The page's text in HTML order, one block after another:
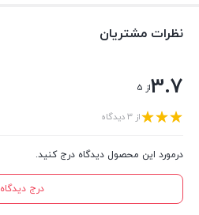
نظرات مشتریان
3.7از 5
از 3 دیدگاه
درمورد این محصول دیدگاه درج کنید.
درج دیدگاه